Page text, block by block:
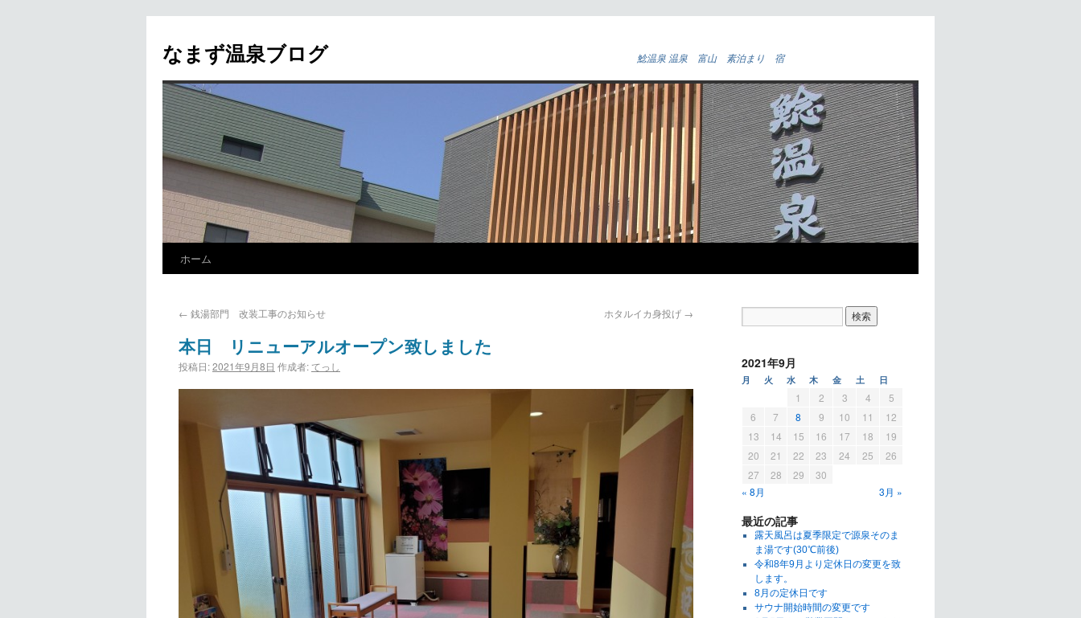
なまず温泉ブログ 鯰温泉 温泉 富山 素泊まり 宿
ホーム
← 銭湯部門 改装工事のお知らせ ホタルイカ身投げ →
本日 リニューアルオープン致しました
投稿日:2021年9月8日 作成者:てっし 2021年9月
月 火 水 木 金 土 日
« 8月 3月 »
1 2 3 4
5
6
7 8 9 10 11
12
13
14 15 16 17 18
19
20
21 22 23 24 25
26
27
28 29 30
最近の記事
露天風呂は夏季限定で源泉そのま
ま湯です(30℃前後)
令和8年9月より定休日の変更を致
します。
8月の定休日です
サウナ開始時間の変更です